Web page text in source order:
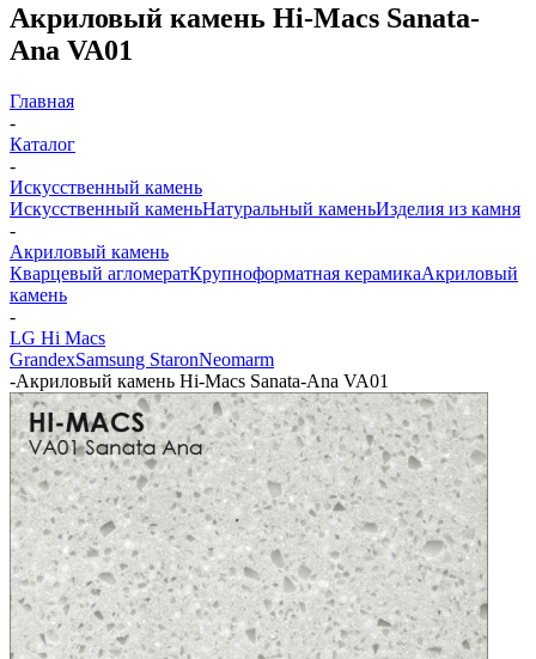
Акриловый камень Hi-Macs Sanata-
Ana VA01
Главная
-
Каталог
-
Искусственный камень
Искусственный каменьНатуральный каменьИзделия из камня
-
Акриловый камень
Кварцевый агломератКрупноформатная керамикаАкриловый
камень
-
LG Hi Macs
GrandexSamsung StaronNeomarm
-Акриловый камень Hi-Macs Sanata-Ana VA01